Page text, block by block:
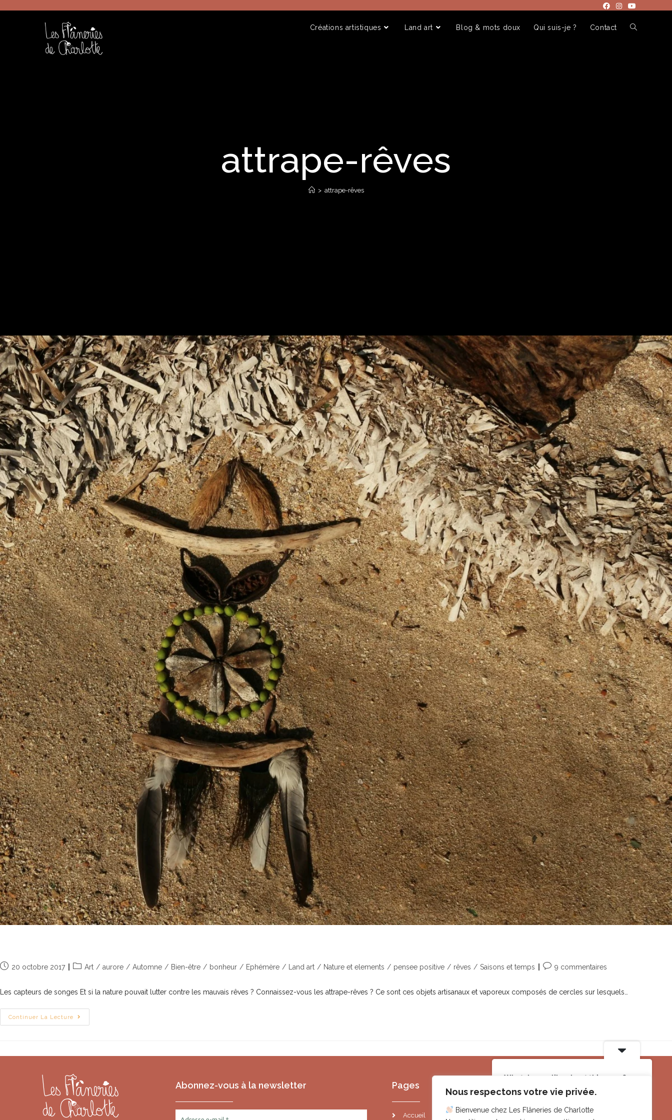
Nous respectons votre vie privée.
Bienvenue chez Les Flâneries de Charlotte
Créations artistiques Land art Blog & mots doux Qui suis-je ? Contact
attrape-rêves
> attrape-rêves
20 octobre 2017 Art / aurore / Automne / Bien-être / bonheur / Ephémère / Land art / Nature et elements / pensee positive / rêves / Saisons et temps 9 commentaires
Les capteurs de songes Et si la nature pouvait lutter contre les mauvais rêves ? Connaissez-vous les attrape-rêves ? Ce sont ces objets artisanaux et vaporeux composés de cercles sur lesquels…
Continuer La Lecture
Abonnez-vous à la newsletter Pages
Accueil
What do you like about this page?